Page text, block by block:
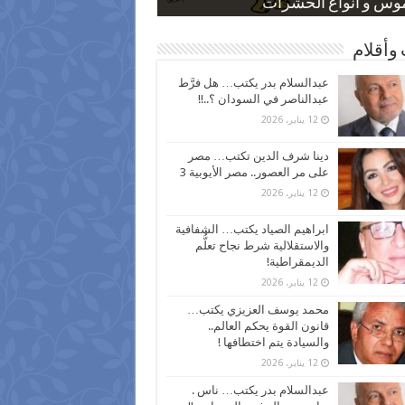
و أنواع الحشرات
بعد ارتفاع الأسعار
نسبة الطلاق في مصر
كاركاتيرية
كاركاتيرية
وأقلام
عبدالسلام بدر يكتب… هل فرَّط
عبدالناصر في السودان ؟..!!
12 يناير، 2026
دينا شرف الدين تكتب… مصر
على مر العصور.. مصر الأيوبية 3
12 يناير، 2026
ابراهيم الصياد يكتب… الشفافية
والاستقلالية شرط نجاح تعلُّم
الديمقراطية!
12 يناير، 2026
محمد يوسف العزيزي يكتب…
قانون القوة يحكم العالم..
والسيادة يتم اختطافها !
12 يناير، 2026
عبدالسلام بدر يكتب… ناس .